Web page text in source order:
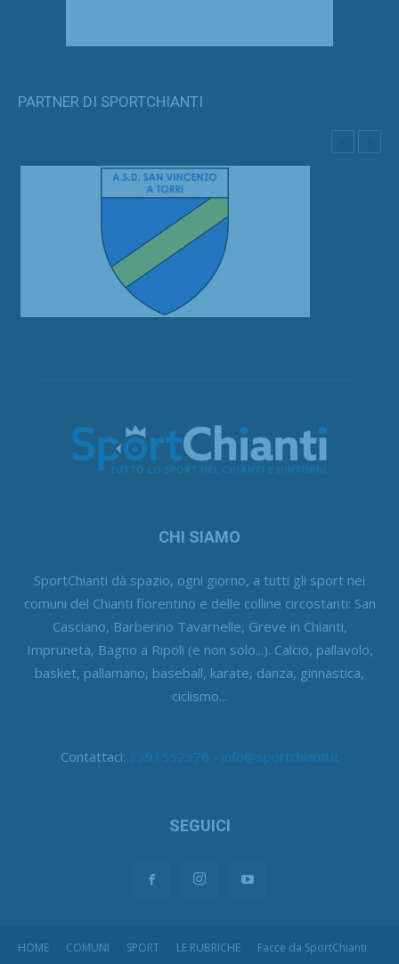
PARTNER DI SPORTCHIANTI
CHI SIAMO
SportChianti dà spazio, ogni giorno, a tutti gli sport nei
comuni del Chianti fiorentino e delle colline circostanti: San
Casciano, Barberino Tavarnelle, Greve in Chianti,
Impruneta, Bagno a Ripoli (e non solo...). Calcio, pallavolo,
basket, pallamano, baseball, karate, danza, ginnastica,
ciclismo...
Contattaci: 3391552376 - info@sportchianti.it
SEGUICI
HOME COMUNI SPORT LE RUBRICHE
Facce da SportChianti